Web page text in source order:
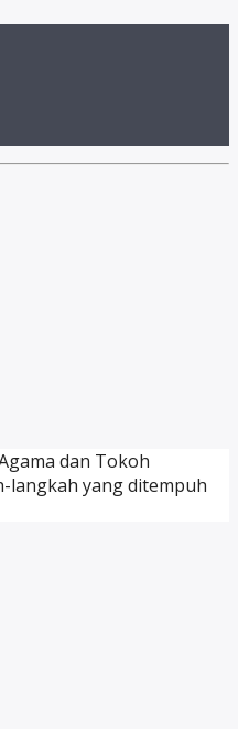
dan Tokoh
langkah yang ditempuh